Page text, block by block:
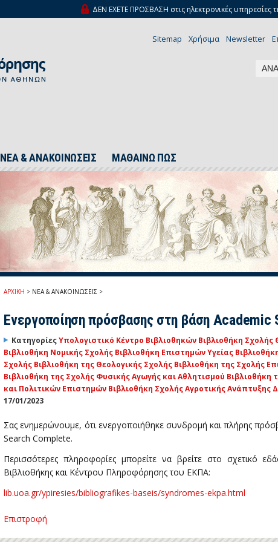
ΔΕΝ ΕΧΕΤΕ ΠΡΟΣΒΑΣΗ στις ηλεκτρονικές υπηρεσίες
Sitemap Χρήσιμα Newsletter
ΝΕΑ & ΑΝΑΚΟΙΝΩΣΕΙΣ ΜΑΘΑΙΝΩ ΠΩΣ
ΑΡΧΙΚΗ > ΝΕΑ & ΑΝΑΚΟΙΝΩΣΕΙΣ >
Ενεργοποίηση πρόσβασης στη βάση Academic
ΚατηγορίεςΥπολογιστικό Κέντρο Βιβλιοθηκών Βιβλιοθήκη
Βιβλιοθήκη Νομικής Σχολής Βιβλιοθήκη Επιστημών Υγείας
Σχολής Βιβλιοθήκη της Θεολογικής Σχολής Βιβλιοθήκη της Σχολής
Βιβλιοθήκη της Σχολής Φυσικής Αγωγής και Αθλητισμού Βιβλιοθήκη
και Πολιτικών Επιστημών Βιβλιοθήκη Σχολής Αγροτικής Ανάπτυξης
17/01/2023
Σας ενημερώνουμε, ότι ενεργοποιήθηκε συνδρομή και πλήρης
Search Complete.
Περισσότερες πληροφορίες μπορείτε να βρείτε στο σχετικό
Βιβλιοθήκης και Κέντρου Πληροφόρησης του ΕΚΠΑ:
lib.uoa.gr/ypiresies/bibliografikes-baseis/syndromes-ekpa.html
Επιστροφή